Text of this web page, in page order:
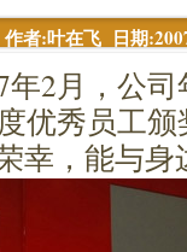
作者:叶在飞 日期
月，公司
优秀员工
幸，能与